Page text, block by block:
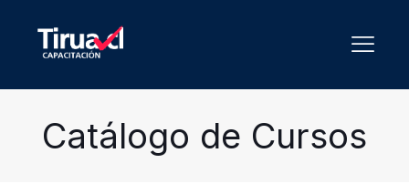
Catálogo de Cursos